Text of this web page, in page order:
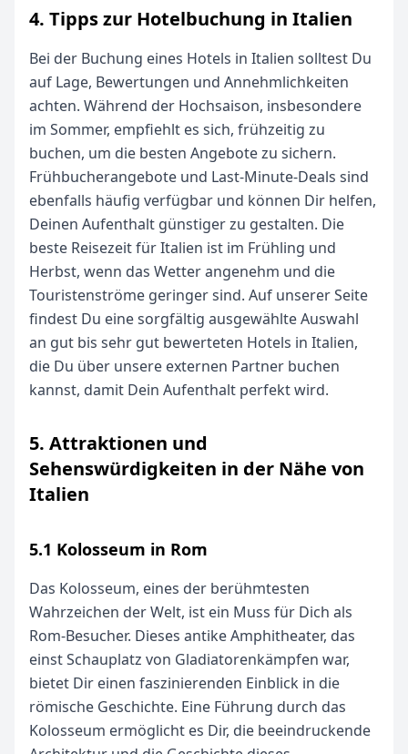
4. Tipps zur Hotelbuchung in Italien
Bei der Buchung eines Hotels in Italien solltest Du
auf Lage, Bewertungen und Annehmlichkeiten
achten. Während der Hochsaison, insbesondere
im Sommer, empfiehlt es sich, frühzeitig zu
buchen, um die besten Angebote zu sichern.
Frühbucherangebote und Last-Minute-Deals sind
ebenfalls häufig verfügbar und können Dir helfen,
Deinen Aufenthalt günstiger zu gestalten. Die
beste Reisezeit für Italien ist im Frühling und
Herbst, wenn das Wetter angenehm und die
Touristenströme geringer sind. Auf unserer Seite
findest Du eine sorgfältig ausgewählte Auswahl
an gut bis sehr gut bewerteten Hotels in Italien,
die Du über unsere externen Partner buchen
kannst, damit Dein Aufenthalt perfekt wird.
5. Attraktionen und
Sehenswürdigkeiten in der Nähe von
Italien
5.1 Kolosseum in Rom
Das Kolosseum, eines der berühmtesten
Wahrzeichen der Welt, ist ein Muss für Dich als
Rom-Besucher. Dieses antike Amphitheater, das
einst Schauplatz von Gladiatorenkämpfen war,
bietet Dir einen faszinierenden Einblick in die
römische Geschichte. Eine Führung durch das
Kolosseum ermöglicht es Dir, die beeindruckende